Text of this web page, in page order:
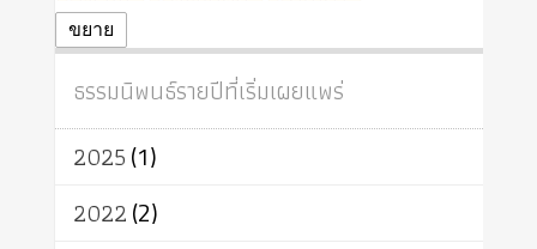
ปฏิจจสมุปบาท
ศาสนาประจำชาติ
อินเดีย
ผู้บริโภค
ธรรมาธิปไตย
จักร
การแยกรัฐกับศาสนา
ธรรมชาติ
เทคโนโลยี
สิทธิ
พุทธบริษัท
ขยาย
ธรรมนิพนธ์รายปีที่เริ่มเผยแพร่
2025(1)
2022(2)